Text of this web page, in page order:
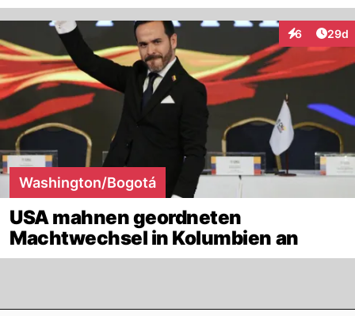
6
Interaktionen
29d
Washington/Bogotá
USA mahnen geordneten
Machtwechsel in Kolumbien an